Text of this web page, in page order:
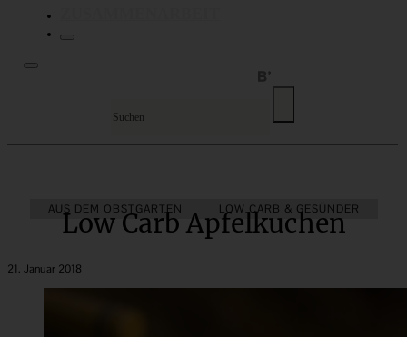
AUS DEM OBSTGARTEN LOW CARB & GESÜNDER
Low Carb Apfelkuchen
21. Januar 2018